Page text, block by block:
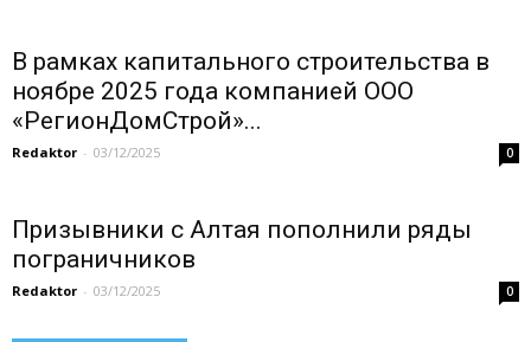
В рамках капитального строительства в
ноябре 2025 года компанией ООО
«РегионДомСтрой»...
Redaktor - 03/12/2025 0
Призывники с Алтая пополнили ряды
пограничников
Redaktor - 03/12/2025 0